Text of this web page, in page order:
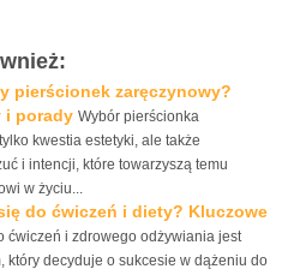
pierścionek zaręczynowy?
i porady Wybór pierścionka
kwestia estetyki, ale także
i intencji, które towarzyszą temu
w życiu...
do ćwiczeń i diety? Kluczowe
ćwiczeń i zdrowego odżywiania jest
który decyduje o sukcesie w dążeniu do